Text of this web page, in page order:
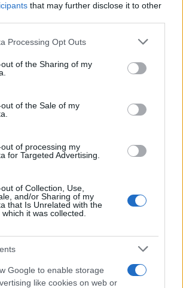
that may further disclose it to other
website/app uses one or more Google
visit or usage behaviour. You may click to
to Google and its third-party tags to
specified purposes in below Google
Processing Opt Outs
of the Sharing of my
of the Sale of my
of processing my
for Targeted Advertising.
of Collection, Use,
and/or Sharing of my
that Is Unrelated with the
it was collected.
Google to enable storage
like cookies on web or
leggere